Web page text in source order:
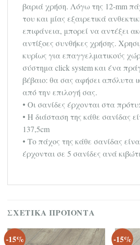
βαριά χρήση. Λόγω της 12-mm
του και μίας εξαιρετικά
επιφάνεια, μπορεί να αντέξει
αντίξοες συνθήκες χρήσης.
κυρίως για επαγγελματικούς
σύστημα click system και ένα
βέβαιο: θα σας αφήσει απόλυτα
από την επιλογή σας.
• Οι σανίδες έρχονται στα
• Η διάσταση της κάθε σανίδας
137,5cm
• Το πάχος της κάθε σανίδας
έρχονται σε 5 σανίδες ανά
ΣΧΕΤΙΚΆ ΠΡΟΪΌΝΤΑ
-15% -15%